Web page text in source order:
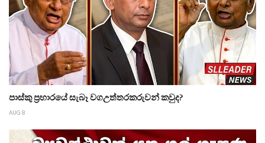
පාස්කු ප්‍රහාරයේ සැබෑ වගඋත්තරකරුවන් කවුද?
AUG 8